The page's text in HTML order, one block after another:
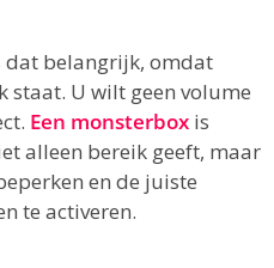
dat belangrijk, omdat
U wilt geen volume
Een monsterbox is
alleen bereik geeft, maar
en de juiste
te activeren.